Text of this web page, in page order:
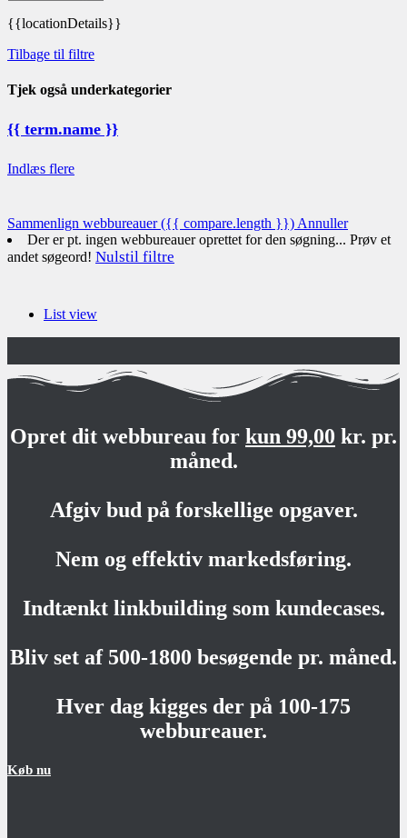
{{locationDetails}}
Tilbage til filtre
Tjek også underkategorier
{{ term.name }}
Indlæs flere
Sammenlign webbureauer({{ compare.length }}) Annuller
Der er pt. ingen webbureauer oprettet for den søgning... Prøv et
andet søgeord! Nulstil filtre
List view
Opret dit webbureau for kun 99,00 kr. pr.
måned.
Afgiv bud på forskellige opgaver.
Nem og effektiv markedsføring.
Indtænkt linkbuilding som kundecases.
Bliv set af 500-1800 besøgende pr. måned.
Hver dag kigges der på 100-175
webbureauer.
Køb nu